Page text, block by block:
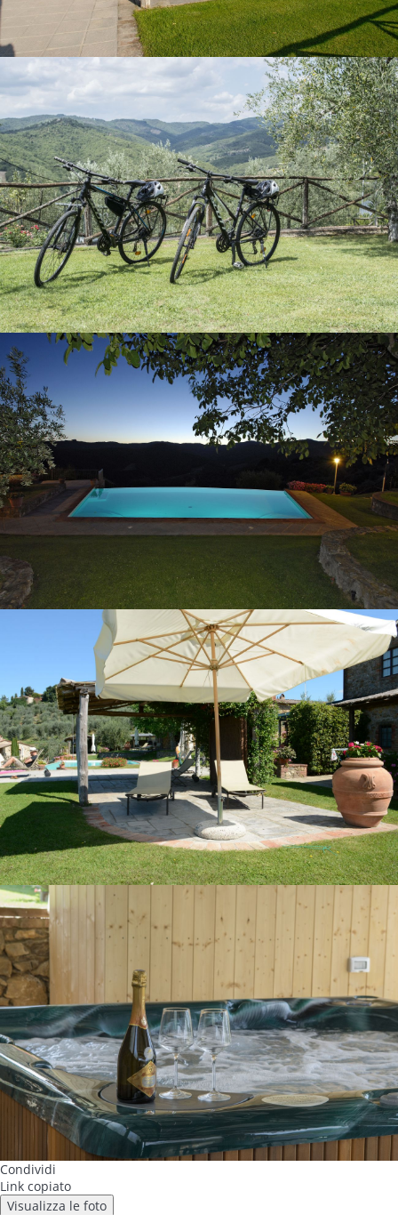
Condividi
Link copiato
Visualizza le foto